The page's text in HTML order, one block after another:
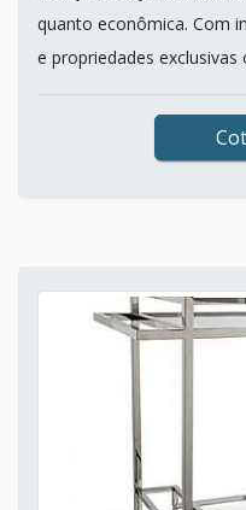
quanto econômica. Com
e propriedades exclusivas